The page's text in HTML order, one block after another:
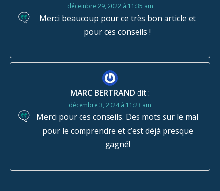
décembre 29, 2022 à 11:35 am
Merci beaucoup pour ce très bon article et
pour ces conseils !
MARC BERTRAND dit :
décembre 3, 2024 à 11:23 am
Merci pour ces conseils. Des mots sur le mal
pour le comprendre et c’est déjà presque
gagné!